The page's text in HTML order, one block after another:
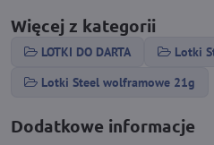
Więcej z kategorii
LOTKI DO DARTA
Lotki
Lotki Steel wolframowe 21g
Dodatkowe informacje